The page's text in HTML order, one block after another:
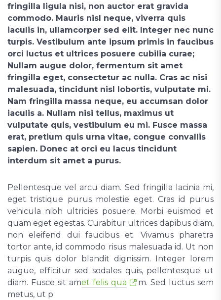
fringilla ligula nisi, non auctor erat gravida
commodo. Mauris nisl neque, viverra quis
iaculis in, ullamcorper sed elit. Integer nec nunc
turpis. Vestibulum ante ipsum primis in faucibus
orci luctus et ultrices posuere cubilia curae;
Nullam augue dolor, fermentum sit amet
fringilla eget, consectetur ac nulla. Cras ac nisi
malesuada, tincidunt nisl lobortis, vulputate mi.
Nam fringilla massa neque, eu accumsan dolor
iaculis a. Nullam nisi tellus, maximus ut
vulputate quis, vestibulum eu mi. Fusce massa
erat, pretium quis urna vitae, congue convallis
sapien. Donec at orci eu lacus tincidunt
interdum sit amet a purus.
Pellentesque vel arcu diam. Sed fringilla lacinia mi,
eget tristique purus molestie eget. Cras id purus
vehicula nibh ultricies posuere. Morbi euismod et
quam eget egestas. Curabitur ultrices dapibus diam,
non eleifend dui faucibus et. Vivamus pharetra
tortor ante, id commodo risus malesuada id. Ut non
turpis quis dolor blandit dignissim. Integer lorem
augue, efficitur sed sodales quis, pellentesque ut
diam. Fusce sit amet felis qua
m. Sed luctus sem
metus, u­t p